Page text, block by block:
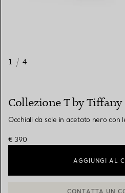
1 / 4
Collezione T by Tiffany
Occhiali da sole in acetato nero con
€ 390
AGGIUNGI AL